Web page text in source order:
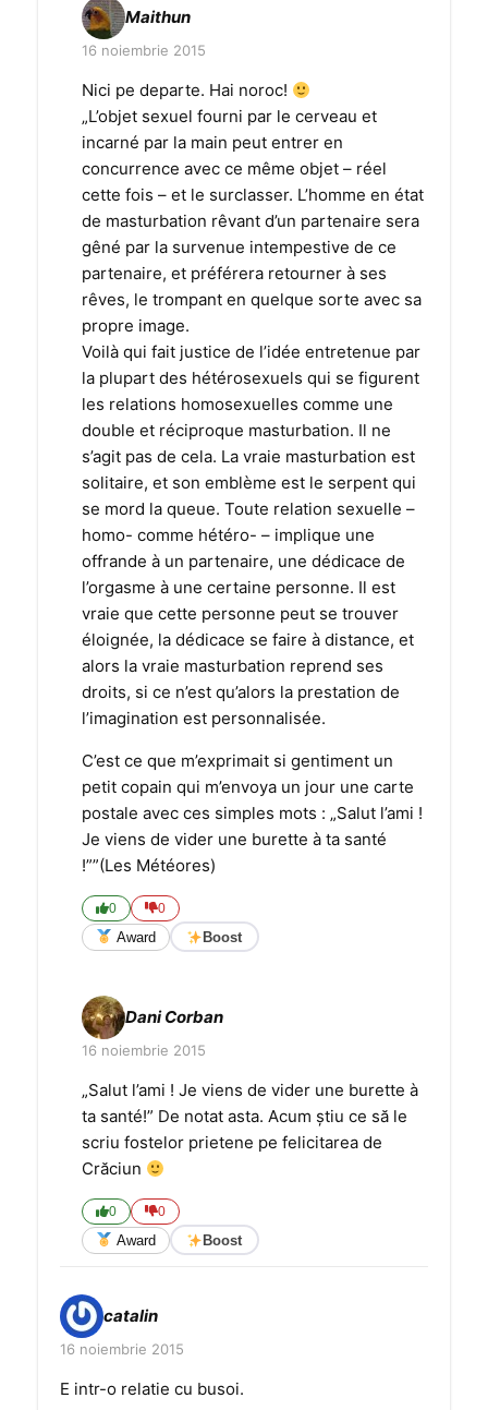
Maithun
16 noiembrie 2015
Nici pe departe. Hai noroc!
„L’objet sexuel fourni par le cerveau et
incarné par la main peut entrer en
concurrence avec ce même objet – réel
cette fois – et le surclasser. L’homme en état
de masturbation rêvant d’un partenaire sera
gêné par la survenue intempestive de ce
partenaire, et préférera retourner à ses
rêves, le trompant en quelque sorte avec sa
propre image.
Voilà qui fait justice de l’idée entretenue par
la plupart des hétérosexuels qui se figurent
les relations homosexuelles comme une
double et réciproque masturbation. Il ne
s’agit pas de cela. La vraie masturbation est
solitaire, et son emblème est le serpent qui
se mord la queue. Toute relation sexuelle –
homo- comme hétéro- – implique une
offrande à un partenaire, une dédicace de
l’orgasme à une certaine personne. Il est
vraie que cette personne peut se trouver
éloignée, la dédicace se faire à distance, et
alors la vraie masturbation reprend ses
droits, si ce n’est qu’alors la prestation de
l’imagination est personnalisée.
C’est ce que m’exprimait si gentiment un
petit copain qui m’envoya un jour une carte
postale avec ces simples mots : „Salut l’ami !
Je viens de vider une burette à ta santé
!””(Les Météores)
0 0
Award Boost
Dani Corban
16 noiembrie 2015
„Salut l’ami ! Je viens de vider une burette à
ta santé!” De notat asta. Acum ştiu ce să le
scriu fostelor prietene pe felicitarea de
Crăciun
0 0
Award Boost
catalin
16 noiembrie 2015
E intr-o relatie cu busoi.